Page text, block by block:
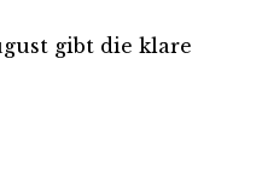
gibt die klare